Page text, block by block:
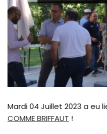
Mardi 04 Juillet 2023 a eu
COMME BRIFFAUT !